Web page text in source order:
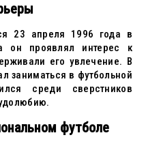
23 апреля 1996 года в
он проявлял интерес к
его увлечение. В
заниматься в футбольной
среди сверстников
футболе